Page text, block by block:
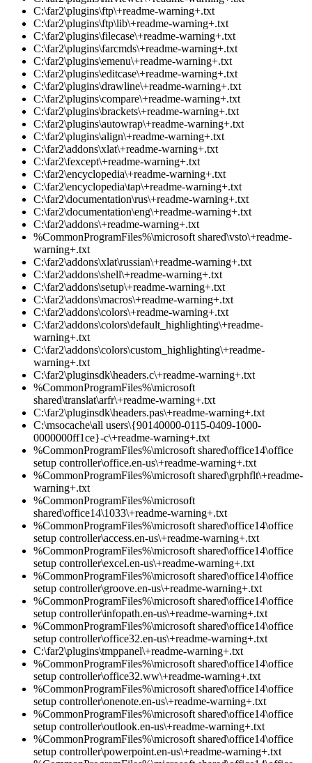
C:\far2\plugins\ftp\+readme-warning+.txt
C:\far2\plugins\ftp\lib\+readme-warning+.txt
C:\far2\plugins\filecase\+readme-warning+.txt
C:\far2\plugins\farcmds\+readme-warning+.txt
C:\far2\plugins\emenu\+readme-warning+.txt
C:\far2\plugins\editcase\+readme-warning+.txt
C:\far2\plugins\drawline\+readme-warning+.txt
C:\far2\plugins\compare\+readme-warning+.txt
C:\far2\plugins\brackets\+readme-warning+.txt
C:\far2\plugins\autowrap\+readme-warning+.txt
C:\far2\plugins\align\+readme-warning+.txt
C:\far2\addons\xlat\+readme-warning+.txt
C:\far2\fexcept\+readme-warning+.txt
C:\far2\encyclopedia\+readme-warning+.txt
C:\far2\encyclopedia\tap\+readme-warning+.txt
C:\far2\documentation\rus\+readme-warning+.txt
C:\far2\documentation\eng\+readme-warning+.txt
C:\far2\addons\+readme-warning+.txt
%CommonProgramFiles%\microsoft shared\vsto\+readme-
warning+.txt
C:\far2\addons\xlat\russian\+readme-warning+.txt
C:\far2\addons\shell\+readme-warning+.txt
C:\far2\addons\setup\+readme-warning+.txt
C:\far2\addons\macros\+readme-warning+.txt
C:\far2\addons\colors\+readme-warning+.txt
C:\far2\addons\colors\default_highlighting\+readme-
warning+.txt
C:\far2\addons\colors\custom_highlighting\+readme-
warning+.txt
C:\far2\pluginsdk\headers.c\+readme-warning+.txt
%CommonProgramFiles%\microsoft
shared\translat\arfr\+readme-warning+.txt
C:\far2\pluginsdk\headers.pas\+readme-warning+.txt
C:\msocache\all users\{90140000-0115-0409-1000-
0000000ff1ce}-c\+readme-warning+.txt
%CommonProgramFiles%\microsoft shared\office14\office
setup controller\office.en-us\+readme-warning+.txt
%CommonProgramFiles%\microsoft shared\grphflt\+readme-
warning+.txt
%CommonProgramFiles%\microsoft
shared\office14\1033\+readme-warning+.txt
%CommonProgramFiles%\microsoft shared\office14\office
setup controller\access.en-us\+readme-warning+.txt
%CommonProgramFiles%\microsoft shared\office14\office
setup controller\excel.en-us\+readme-warning+.txt
%CommonProgramFiles%\microsoft shared\office14\office
setup controller\groove.en-us\+readme-warning+.txt
%CommonProgramFiles%\microsoft shared\office14\office
setup controller\infopath.en-us\+readme-warning+.txt
%CommonProgramFiles%\microsoft shared\office14\office
setup controller\office32.en-us\+readme-warning+.txt
C:\far2\plugins\tmppanel\+readme-warning+.txt
%CommonProgramFiles%\microsoft shared\office14\office
setup controller\office32.ww\+readme-warning+.txt
%CommonProgramFiles%\microsoft shared\office14\office
setup controller\onenote.en-us\+readme-warning+.txt
%CommonProgramFiles%\microsoft shared\office14\office
setup controller\outlook.en-us\+readme-warning+.txt
%CommonProgramFiles%\microsoft shared\office14\office
setup controller\powerpoint.en-us\+readme-warning+.txt